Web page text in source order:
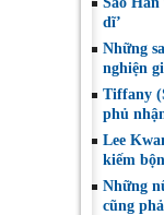
dĩ’
Những
nghiện
Tiffany
phủ
Lee
kiếm
Những
cũng